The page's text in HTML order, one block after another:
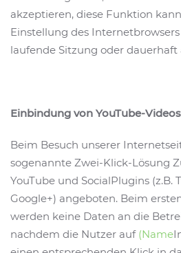
akzeptieren, diese Funktion
Einstellung des
laufende Sitzung oder
Einbindung von YouTube-
Beim Besuch unserer
sogenannte Zwei-Klick-Lösung
YouTube und SocialPlugins (z.B.
Google+) angeboten. Beim
werden keine Daten an die
nachdem die Nutzer auf (Name